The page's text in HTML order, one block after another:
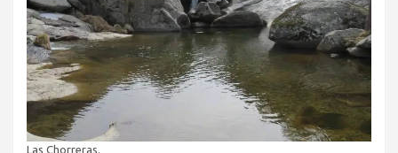
Las Chorreras.